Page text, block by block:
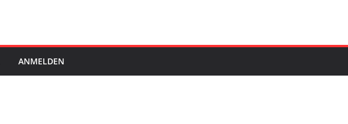
ANMELDEN